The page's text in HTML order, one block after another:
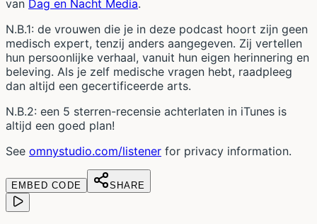
van Dag en Nacht Media.
N.B.1: de vrouwen die je in deze podcast hoort zijn geen
medisch expert, tenzij anders aangegeven. Zij vertellen
hun persoonlijke verhaal, vanuit hun eigen herinnering en
beleving. Als je zelf medische vragen hebt, raadpleeg
dan altijd een gecertificeerde arts.
N.B.2: een 5 sterren-recensie achterlaten in iTunes is
altijd een goed plan!
See omnystudio.com/listener for privacy information.
EMBED CODE SHARE